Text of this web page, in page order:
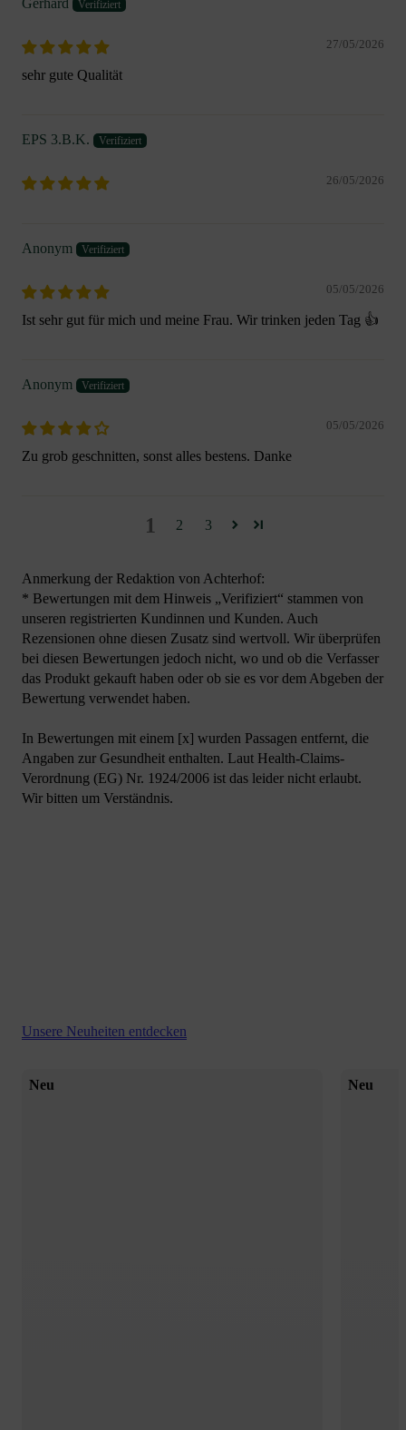
27/05/2026
sehr gute Qualität
EPS 3.B.K.
26/05/2026
Anonym
05/05/2026
Ist sehr gut für mich und meine Frau. Wir trinken jeden Tag 👍
Anonym
05/05/2026
Zu grob geschnitten, sonst alles bestens. Danke
1 2 3
Anmerkung der Redaktion von Achterhof:
* Bewertungen mit dem Hinweis „Verifiziert“ stammen von
unseren registrierten Kundinnen und Kunden. Auch
Rezensionen ohne diesen Zusatz sind wertvoll. Wir überprüfen
bei diesen Bewertungen jedoch nicht, wo und ob die Verfasser
das Produkt gekauft haben oder ob sie es vor dem Abgeben der
Bewertung verwendet haben.
In Bewertungen mit einem [x] wurden Passagen entfernt, die
Angaben zur Gesundheit enthalten. Laut Health-Claims-
Verordnung (EG) Nr. 1924/2006 ist das leider nicht erlaubt.
Wir bitten um Verständnis.
Unsere Neuheiten entdecken
Neu Neu